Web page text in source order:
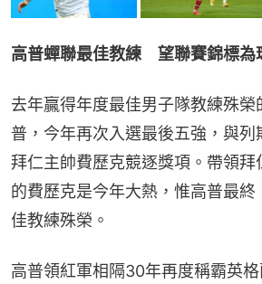
高普蟬聯最佳教練　望聯賽錦標為
去年贏得年度最佳男子隊教練殊榮
普，今年再次入選最後五強，與列
拜仁主帥費歷克競逐獎項。帶領拜
的費歷克是今年大熱，惟高普最終
佳教練殊榮。
高普領紅軍相隔30年再度稱霸英